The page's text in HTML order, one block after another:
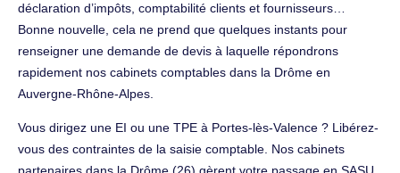
déclaration d’impôts, comptabilité clients et fournisseurs…
Bonne nouvelle, cela ne prend que quelques instants pour
renseigner une demande de devis à laquelle répondrons
rapidement nos cabinets comptables dans la Drôme en
Auvergne-Rhône-Alpes.
Vous dirigez une EI ou une TPE à Portes-lès-Valence ? Libérez-
vous des contraintes de la saisie comptable. Nos cabinets
partenaires dans la Drôme (26) gèrent votre passage en SASU,